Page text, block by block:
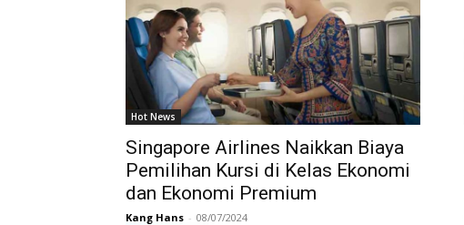
Hot News
Singapore Airlines Naikkan Biaya
Pemilihan Kursi di Kelas Ekonomi
dan Ekonomi Premium
Kang Hans - 08/07/2024